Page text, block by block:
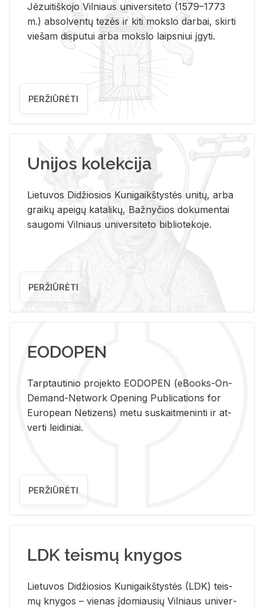
Jėzuitiškojo Vilniaus universiteto (1579–1773
m.) absolventų tezės ir kiti mokslo darbai, skirti
viešam disputui arba mokslo laipsniui įgyti.
PERŽIŪRĖTI
Unijos kolekcija
Lietuvos Didžiosios Kunigaikštystės unitų, arba
graikų apeigų katalikų, Bažnyčios dokumentai
saugomi Vilniaus universiteto bibliotekoje.
PERŽIŪRĖTI
EODOPEN
Tarp­tau­ti­nio pro­jek­to EO­DO­PEN (eBo­oks-On-
De­mand-Ne­twork Ope­ning Pub­li­ca­tions for
Eu­ro­pe­an Ne­ti­zens) metu su­skait­me­nin­ti ir at­
ver­ti lei­di­niai.
PERŽIŪRĖTI
LDK teismų knygos
Lie­tu­vos Di­džio­sios Ku­ni­gaikš­tys­tės (LDK) teis­
mų kny­gos – vie­nas įdo­miau­sių Vil­niaus uni­ver­